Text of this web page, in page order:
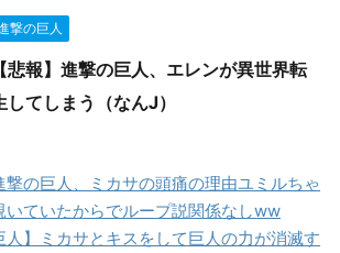
撃の巨人
【悲報】進撃の巨人、エレンが異世界転
してしまう（なんJ）
撃の巨人、ミカサの頭痛の理由ユミルちゃ
いていたからでループ説関係なしww
人】ミカサとキスをして巨人の力が消滅す